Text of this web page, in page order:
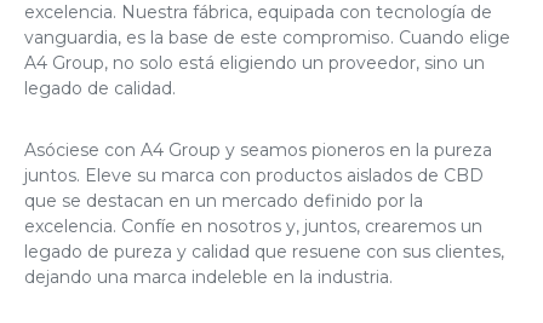
excelencia. Nuestra fábrica, equipada con tecnología de
vanguardia, es la base de este compromiso. Cuando elige
A4 Group, no solo está eligiendo un proveedor, sino un
legado de calidad.
Asóciese con A4 Group y seamos pioneros en la pureza
juntos. Eleve su marca con productos aislados de CBD
que se destacan en un mercado definido por la
excelencia. Confíe en nosotros y, juntos, crearemos un
legado de pureza y calidad que resuene con sus clientes,
dejando una marca indeleble en la industria.